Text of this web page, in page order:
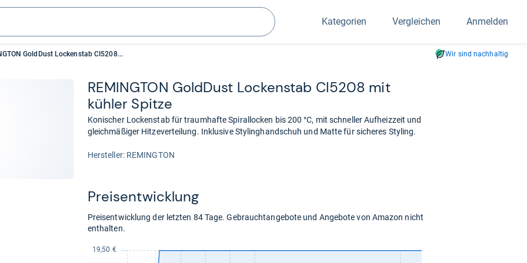
Suchen
Kategorien Vergleichen Anmelden
GoldDust Lockenstab CI5208... Wir sind nachhaltig
REMING­TON Gold­Dust Locken­stab CI5208 mit
küh­ler Spitze
Konischer Lockenstab für traumhafte Spirallocken bis 200 °C, mit schneller Aufheizzeit und
gleichmäßiger Hitzeverteilung. Inklusive Stylinghandschuh und Matte für sicheres Styling.
Her­stel­ler: REMINGTON
Preis­ent­wick­lung
Preisentwicklung der letzten 84 Tage. Gebrauchtangebote und Angebote von Amazon nicht
enthalten.